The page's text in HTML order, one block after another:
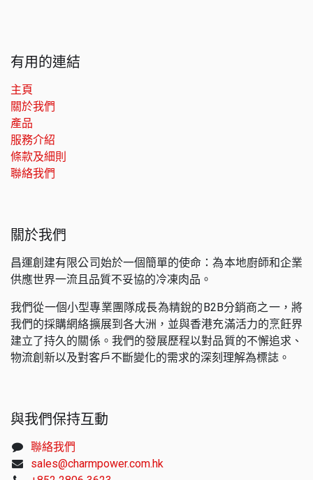
有用的連結
主頁
關於我們
產品
服務介紹
條款及細則
聯絡我們
關於我們
昌運創建有限公司始於一個簡單的使命：為本地廚師和企業
供應世界一流且品質不妥協的冷凍肉品。
我們從一個小型專業團隊成長為精銳的B2B分銷商之一，將
我們的採購網絡擴展到各大洲，並與香港充滿活力的烹飪界
建立了持久的關係。我們的發展歷程以對品質的不懈追求、
物流創新以及對客戶不斷變化的需求的深刻理解為標誌。
與我們保持互動
聯絡我們
sales@charmpower.com.hk